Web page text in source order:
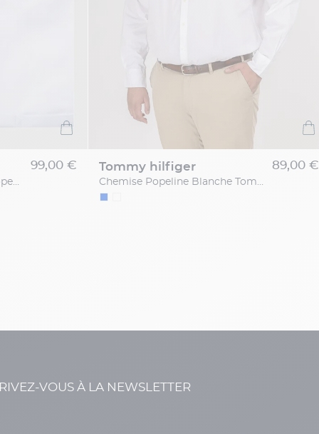
Chemise Max Avec Poche Popeline Blanche Capel Grande Taille
99,00 € tommy hilfiger
Chemise Popeline Blanche Tommy Hilfiger Grande Taille
89,00 €
VOUS À LA NEWSLETTER